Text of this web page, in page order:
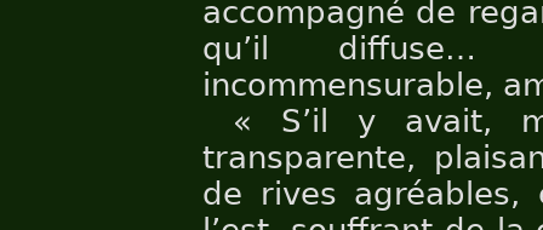
accompagné de
qu’il diffuse…
incommensurable,
« S’il y avait,
transparente,
de rives agréables,